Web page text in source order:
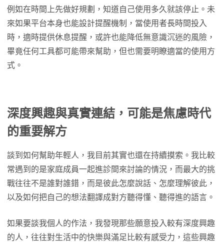
例如在時間上先做好規劃，知道自己使用多久就該停止。未
來如果平台本身也能設計提醒機制，當使用者長時間投入
時，適時提供休息提醒，或許也能降低無意識沉迷的風險，
畢竟任何工具都可能帶來幫助，但也需要明瞭適當的使用方
式。
深度興趣與真實連結，可能是焦慮時代
的重要解方
談到如何幫助年輕人，我目前其實也還在持續摸索。我比較
常遇到的是家庭成員一起進診間來討論的情況，而最大的挑
戰往往不是誰對誰錯，而是彼此怎麼說話、怎麼理解彼此，
以及如何把自己的想法翻譯成對方聽得懂、聽得進的語言。
如果要談我個人的作法，我發現那些願意投入較有深度興趣
的人，往往對生活中的快樂與滿足比較有感受力，這些興趣